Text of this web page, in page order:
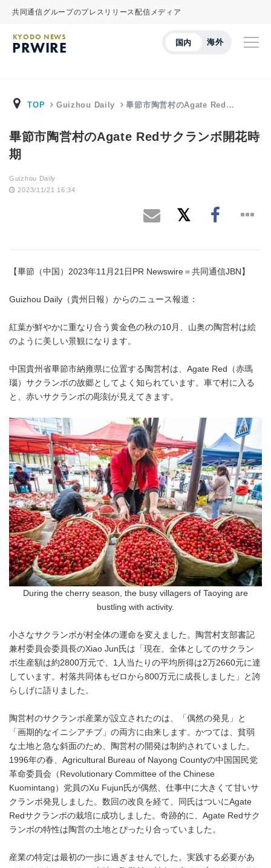
共同通信グループのプレスリリース配信メディア
国内 海外
KYODO NEWS
PRWIRE
TOP Guizhou Daily 畢節市陶営村のAgate Red…
畢節市陶営村のAgate Redサクランボ開花時
期
Guizhou Daily
2023/11/21 16:34
【畢節（中国）2023年11月21日PR Newswire＝共同通信JBN】
Guizhou Daily（貴州日報）からのニュース報道：
紅葉が鮮やかに重なり合う黄金色の秋の10月、山奥の陶営村は絵
のように美しい景観になります。
中国貴州省畢節市納雍県に位置する陶営村は、Agate Red（赤瑪
瑙）サクランボの故郷としてよく知られています。車で村に入る
と、赤いサクランボの彫刻が見えてきます。
During the cherry season, the busy villagers of Taoying are
bustling with activity.
小さなサクランボが村全体の運命を変えました。陶営村支部書記
兼村委員会委員長のXiao Jun氏は「現在、全体としてのサクラン
ボ生産額は約2800万元で、1人当たりの平均所得は2万2660元に達
しています。村落共同体もゼロから800万元に成長しました」と誇
らしげに語りました。
陶営村のサクランボ産業が設立されたのは、「偶然の発見」と
「画期的なイニシアチブ」の両方に由来します。かつては、貧弱
な土地と急な斜面のため、陶営村の開発は制約されていました。
1996年の春、Agricultural Bureau of Nayong Countyの中国国民党
革命委員会（Revolutionary Committee of the Chinese
Kuomintang）党員のXu Fujun氏が偶然、仕事中に大きくて甘いサ
クランボ発見しました。数回の改良を経て、同氏はついにAgate
Redサクランボの栽培に成功しました。奇跡的に、Agate Redサク
ランボの特性は陶営の土地とぴったり合っていました。
産業の特定は最初の一歩に過ぎませんでした。実践する必要があ